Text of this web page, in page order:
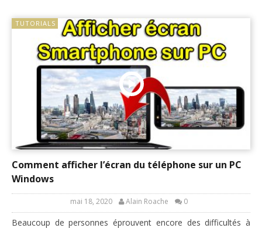
TUTORIALS
Comment afficher l’écran du téléphone sur un PC
Windows
mai 18, 2020 Alain Roache 0
Beaucoup de personnes éprouvent encore des difficultés à